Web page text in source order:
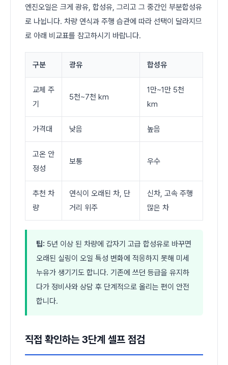
엔진오일은 크게 광유, 합성유, 그리고 그 중간인 부분합성유
로 나뉩니다. 차량 연식과 주행 습관에 따라 선택이 달라지므
로 아래 비교표를 참고하시기 바랍니다.
구분 광유 합성유
교체 주
기
5천~7천 km
1만~1만 5천
km
가격대 낮음 높음
고온 안
정성
보통 우수
추천 차
량
연식이 오래된 차, 단
거리 위주
신차, 고속 주행
많은 차
팁: 5년 이상 된 차량에 갑자기 고급 합성유로 바꾸면
오래된 실링이 오일 특성 변화에 적응하지 못해 미세
누유가 생기기도 합니다. 기존에 쓰던 등급을 유지하
다가 정비사와 상담 후 단계적으로 올리는 편이 안전
합니다.
직접 확인하는 3단계 셀프 점검